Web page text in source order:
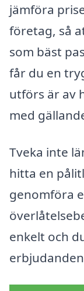
jämföra
företag, så
som bäst
får du en
utförs är av
med
Tveka inte
hitta en
genomföra
enkelt och